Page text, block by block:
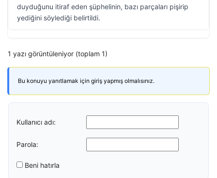
duyduğunu itiraf eden şüphelinin, bazı parçaları pişirip
yediğini söylediği belirtildi.
1 yazı görüntüleniyor (toplam 1)
Bu konuyu yanıtlamak için giriş yapmış olmalısınız.
Kullanıcı adı:
Parola:
Beni hatırla